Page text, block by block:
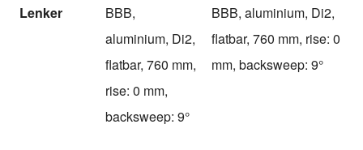
Lenker
BBB,
aluminium, Di2,
flatbar, 760 mm,
rise: 0 mm,
backsweep: 9°
BBB, aluminium, Di2,
flatbar, 760 mm, rise: 0
mm, backsweep: 9°